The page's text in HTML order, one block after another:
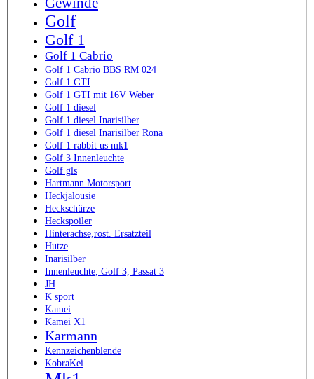
Golf
Golf 1
Golf 1 Cabrio
Golf 1 Cabrio BBS RM 024
Golf 1 GTI
Golf 1 GTI mit 16V Weber
Golf 1 diesel
Golf 1 diesel Inarisilber
Golf 1 diesel Inarisilber Rona
Golf 1 rabbit us mk1
Golf 3 Innenleuchte
Golf gls
Hartmann Motorsport
Heckjalousie
Heckschürze
Heckspoiler
Hinterachse,rost. Ersatzteil
Hutze
Inarisilber
Innenleuchte, Golf 3, Passat 3
JH
K sport
Kamei
Kamei X1
Karmann
Kennzeichenblende
KobraKei